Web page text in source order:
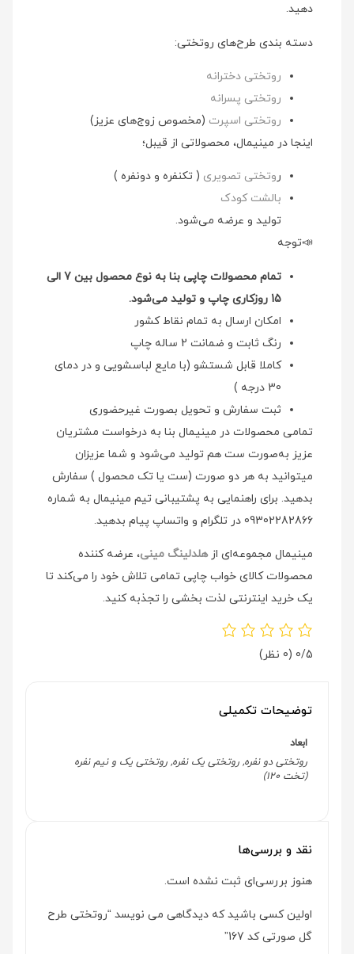
دهید.
دسته بندی طرح‌های روتختی:
روتختی دخترانه
روتختی پسرانه
روتختی اسپرت (مخصوص زوج‌های عزیز)
اینجا در مینیمال، محصولاتی از قیبل؛
روتختی تصویری ( تکنفره و دونفره )
بالشت کودک
تولید و عرضه می‌شود.
📣توجه
تمام محصولات چاپی بنا به نوع محصول بین 7 الی
15 روزکاری چاپ و تولید می‌شود.
امکان ارسال به تمام نقاط کشور
رنگ ثابت و ضمانت 2 ساله چاپ
کاملا قابل شستشو (با مایع لباسشویی و در دمای
30 درجه )
ثبت سفارش و تحویل بصورت غیرحضوری
تمامی محصولات در مینیمال بنا به درخواست مشتریان
عزیز به‌صورت ست هم تولید می‌شود و شما عزیزان
میتوانید به هر دو صورت (ست یا تک محصول ) سفارش
بدهید. برای راهنمایی به پشتیبانی تیم مینیمال به شماره
09302282866 در تلگرام و واتساپ پیام بدهید.
مینیمال مجموعه‌ای ازهلدلینگ مینی، عرضه کننده
محصولات کالای خواب چاپی تمامی تلاش خود را می‌کند تا
یک خرید اینترنتی لذت بخشی را تجذبه کنید.
0/5 (0 نظر)
توضیحات تکمیلی
ابعاد
روتختی دو نفره, روتختی یک نفره, روتختی یک و نیم نفره
(تخت 120)
نقد و بررسی‌ها
هنوز بررسی‌ای ثبت نشده است.
اولین کسی باشید که دیدگاهی می نویسد “روتختی طرح
گل صورتی کد 167”